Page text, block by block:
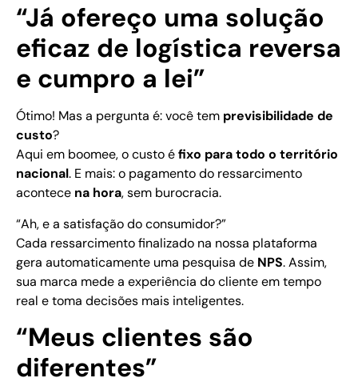
“Já ofereço uma solução
eficaz de logística reversa
e cumpro a lei”
Ótimo! Mas a pergunta é: você tem previsibilidade de
custo?
Aqui em boomee, o custo éfixo para todo o território
nacional. E mais: o pagamento do ressarcimento
acontece na hora, sem burocracia.
“Ah, e a satisfação do consumidor?”
Cada ressarcimento finalizado na nossa plataforma
gera automaticamente uma pesquisa de NPS. Assim,
sua marca mede a experiência do cliente em tempo
real e toma decisões mais inteligentes.
“Meus clientes são
diferentes”